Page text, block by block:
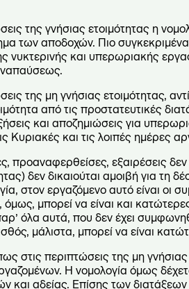
της γνήσιας ετοιμότητας η
των αποδοχών. Πιο συγκεκριμένα:
νυκτερινής και υπερωριακής
της μη γνήσιας ετοιμότητας,
από τις προστατευτικές
και αποζημιώσεις για
Κυριακές και τις λοιπές ημέρες
προαναφερθείσες, εξαιρέσεις
δεν δικαιούται αμοιβή για
στον εργαζόμενο αυτό είναι
μπορεί να είναι και
όλα αυτά, που δεν έχει
μάλιστα, μπορεί να είναι
στις περιπτώσεις της μη
Η νομολογία όμως
και αδείας. Επίσης των